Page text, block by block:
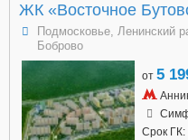
ЖК «Восточное
Подмосковье, Ленинский
Боброво
от 5
Срок ГК: